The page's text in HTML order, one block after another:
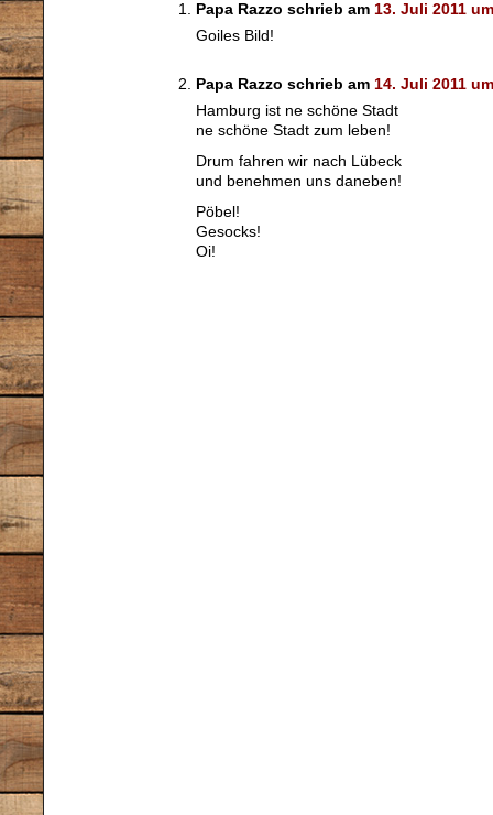
Papa Razzo schrieb am 13. Juli 2011
Goiles Bild!
Papa Razzo schrieb am 14. Juli 2011
Hamburg ist ne schöne Stadt
ne schöne Stadt zum leben!
Drum fahren wir nach Lübeck
und benehmen uns daneben!
Pöbel!
Gesocks!
Oi!